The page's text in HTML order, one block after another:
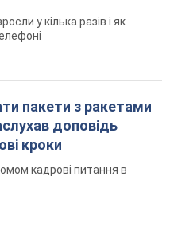
у кілька разів і як
пакети з ракетами
доповідь
кроки
кадрові питання в